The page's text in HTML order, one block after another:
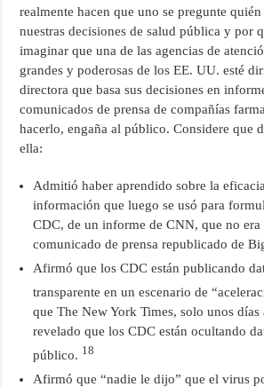
realmente hacen que uno se pregunte
nuestras decisiones de salud pública y por
imaginar que una de las agencias de
grandes y poderosas de los EE. UU. esté
directora que basa sus decisiones en
comunicados de prensa de compañías
hacerlo, engaña al público. Considere que
ella:
Admitió haber aprendido sobre la
información que luego se usó para
CDC, de un informe de CNN, que no era
comunicado de prensa republicado de
Afirmó que los CDC están publicando
transparente en un escenario de
que The New York Times, solo unos días
revelado que los CDC están ocultando
público. 18
Afirmó que “nadie le dijo” que el virus